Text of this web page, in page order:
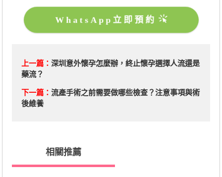
WhatsApp立即預約
上一篇： 深圳意外懷孕怎麼辦，終止懷孕選擇人流還是
藥流？
下一篇： ​流產手術之前需要做哪些檢查？注意事項與術
後維養
相關推薦